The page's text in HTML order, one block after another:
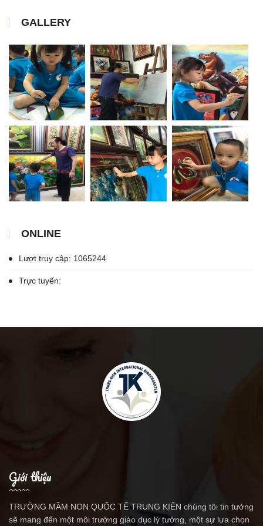
GALLERY
ONLINE
Lượt truy cập: 1065244
Trực tuyến:
Giới thiệu
TRƯỜNG MẦM NON QUỐC TẾ TRUNG KIÊN chúng tôi tin tưởng
sẽ mang đến một môi trường giáo dục lý tưởng, một sự lựa chọn